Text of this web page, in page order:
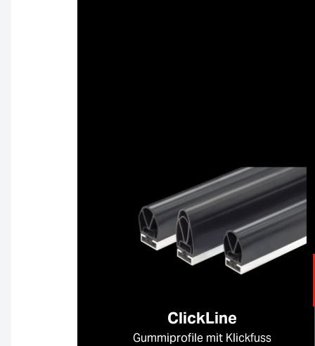
ClickLine
Gummiprofile mit Klickfuss